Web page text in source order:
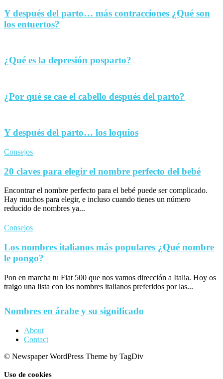
Y después del parto… más contracciones ¿Qué son
los entuertos?
¿Qué es la depresión posparto?
¿Por qué se cae el cabello después del parto?
Y después del parto… los loquios
Consejos
20 claves para elegir el nombre perfecto del bebé
Encontrar el nombre perfecto para el bebé puede ser complicado.
Hay muchos para elegir, e incluso cuando tienes un número
reducido de nombres ya...
Consejos
Los nombres italianos más populares ¿Qué nombre
le pongo?
Pon en marcha tu Fiat 500 que nos vamos dirección a Italia. Hoy os
traigo una lista con los nombres italianos preferidos por las...
Nombres en árabe y su significado
About
Contact
© Newspaper WordPress Theme by TagDiv
Uso de cookies